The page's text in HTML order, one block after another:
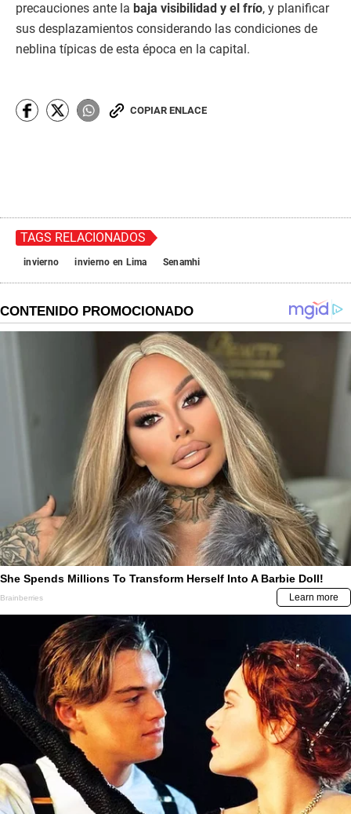
precauciones ante la baja visibilidad y el frío, y planificar
sus desplazamientos considerando las condiciones de
neblina típicas de esta época en la capital.
COPIAR ENLACE
TAGS RELACIONADOS
invierno invierno en Lima Senamhi